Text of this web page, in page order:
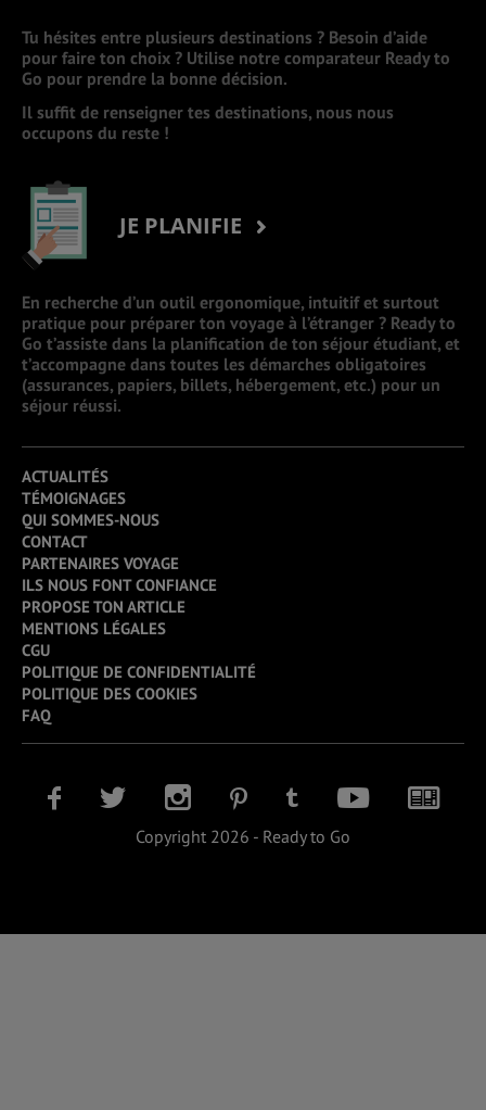
Tu hésites entre plusieurs destinations ? Besoin d’aide
pour faire ton choix ? Utilise notre comparateur Ready to
Go pour prendre la bonne décision.
Il suffit de renseigner tes destinations, nous nous
occupons du reste !
JE PLANIFIE
En recherche d’un outil ergonomique, intuitif et surtout
pratique pour préparer ton voyage à l’étranger ? Ready to
Go t’assiste dans la planification de ton séjour étudiant, et
t’accompagne dans toutes les démarches obligatoires
(assurances, papiers, billets, hébergement, etc.) pour un
séjour réussi.
ACTUALITÉS
TÉMOIGNAGES
QUI SOMMES-NOUS
CONTACT
PARTENAIRES VOYAGE
ILS NOUS FONT CONFIANCE
PROPOSE TON ARTICLE
MENTIONS LÉGALES
CGU
POLITIQUE DE CONFIDENTIALITÉ
POLITIQUE DES COOKIES
FAQ
Copyright 2026 - Ready to Go